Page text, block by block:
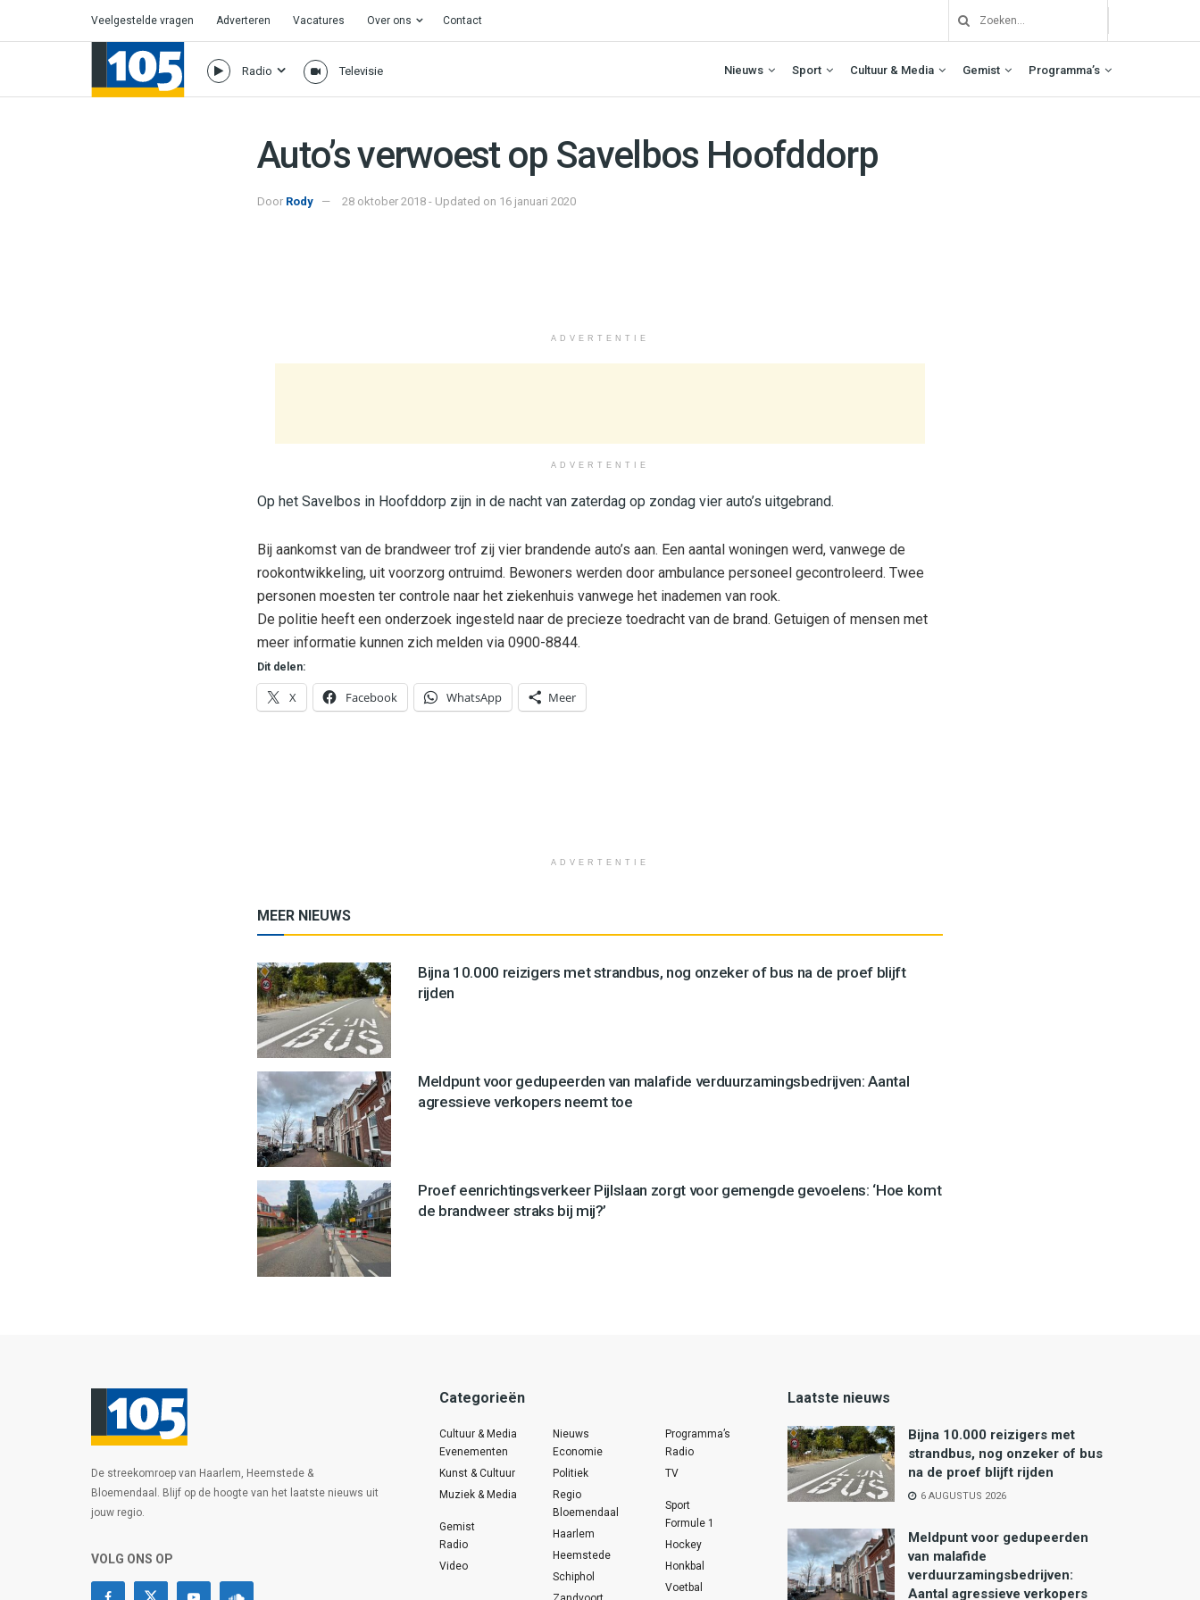
Veelgestelde vragen Adverteren Vacatures Over ons Contact
Radio Televisie Nieuws Sport Cultuur & Media Gemist Programma’s
Auto’s verwoest op Savelbos Hoofddorp
Door Rody 28 oktober 2018 - Updated on 16 januari 2020
ADVERTENTIE
ADVERTENTIE
Op het Savelbos in Hoofddorp zijn in de nacht van zaterdag op zondag vier auto’s uitgebrand.
Bij aankomst van de brandweer trof zij vier brandende auto’s aan. Een aantal woningen werd, vanwege de
rookontwikkeling, uit voorzorg ontruimd. Bewoners werden door ambulance personeel gecontroleerd. Twee
personen moesten ter controle naar het ziekenhuis vanwege het inademen van rook.
De politie heeft een onderzoek ingesteld naar de precieze toedracht van de brand. Getuigen of mensen met
meer informatie kunnen zich melden via 0900-8844.
Dit delen:
X Facebook WhatsApp Meer
ADVERTENTIE
MEER NIEUWS
Bijna 10.000 reizigers met strandbus, nog onzeker of bus na de proef blijft
rijden
Meldpunt voor gedupeerden van malafide verduurzamingsbedrijven: Aantal
agressieve verkopers neemt toe
Proef eenrichtingsverkeer Pijlslaan zorgt voor gemengde gevoelens: ‘Hoe komt
de brandweer straks bij mij?’
De streekomroep van Haarlem, Heemstede &
Bloemendaal. Blijf op de hoogte van het laatste nieuws uit
jouw regio.
VOLG ONS OP
Categorieën
Cultuur & Media
Evenementen
Kunst & Cultuur
Muziek & Media
Gemist
Radio
Video
Nieuws
Economie
Politiek
Regio
Bloemendaal
Haarlem
Heemstede
Schiphol
Programma’s
Radio
TV
Sport
Formule 1
Hockey
Honkbal
Voetbal
Laatste nieuws
Bijna 10.000 reizigers met
strandbus, nog onzeker of bus
na de proef blijft rijden
6 AUGUSTUS 2026
Meldpunt voor gedupeerden
van malafide
verduurzamingsbedrijven:
Aantal agressieve verkopers